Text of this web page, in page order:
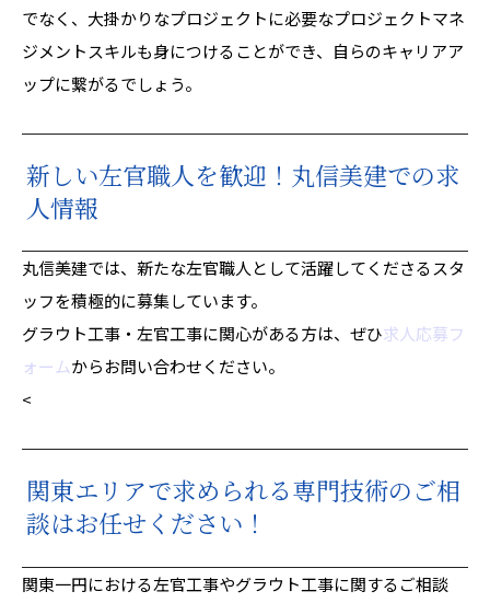
でなく、大掛かりなプロジェクトに必要なプロジェクトマネ
ジメントスキルも身につけることができ、自らのキャリアア
ップに繋がるでしょう。
新しい左官職人を歓迎！丸信美建での求
人情報
丸信美建では、新たな左官職人として活躍してくださるスタ
ッフを積極的に募集しています。
グラウト工事・左官工事に関心がある方は、ぜひ求人応募フ
ォームからお問い合わせください。
<
関東エリアで求められる専門技術のご相
談はお任せください！
関東一円における左官工事やグラウト工事に関するご相談